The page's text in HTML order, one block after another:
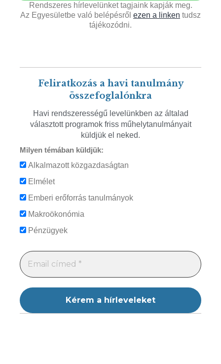
Rendszeres hírlevelünket tagjaink kapják meg.
Az Egyesületbe való belépésről ezen a linken tudsz
tájékozódni.
Feliratkozás a havi tanulmány
összefoglalónkra
Havi rendszerességű levelünkben az általad
választott programok friss műhelytanulmányait
küldjük el neked.
Milyen témában küldjük:
Alkalmazott közgazdaságtan
Elmélet
Emberi erőforrás tanulmányok
Makroökonómia
Pénzügyek